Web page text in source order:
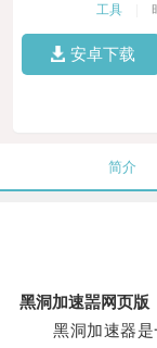
工具
安卓下载
简介
黑洞加速噐网页版
黑洞加速器是